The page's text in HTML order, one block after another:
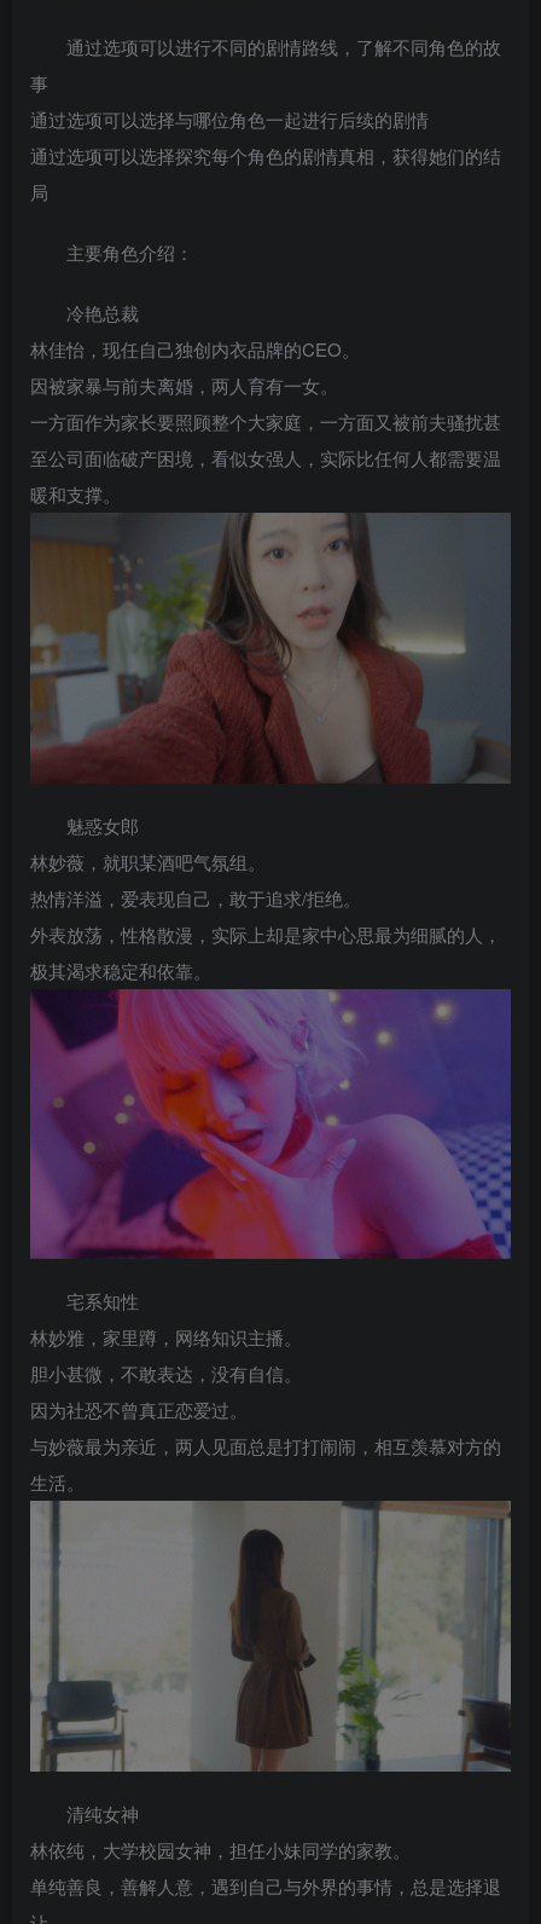
通过选项可以进行不同的剧情路线，了解不同角色的故
事
通过选项可以选择与哪位角色一起进行后续的剧情
通过选项可以选择探究每个角色的剧情真相，获得她们的结
局
主要角色介绍：
冷艳总裁
林佳怡，现任自己独创内衣品牌的CEO。
因被家暴与前夫离婚，两人育有一女。
一方面作为家长要照顾整个大家庭，一方面又被前夫骚扰甚
至公司面临破产困境，看似女强人，实际比任何人都需要温
暖和支撑。
魅惑女郎
林妙薇，就职某酒吧气氛组。
热情洋溢，爱表现自己，敢于追求/拒绝。
外表放荡，性格散漫，实际上却是家中心思最为细腻的人，
极其渴求稳定和依靠。
宅系知性
林妙雅，家里蹲，网络知识主播。
胆小甚微，不敢表达，没有自信。
因为社恐不曾真正恋爱过。
与妙薇最为亲近，两人见面总是打打闹闹，相互羡慕对方的
生活。
清纯女神
林依纯，大学校园女神，担任小妹同学的家教。
单纯善良，善解人意，遇到自己与外界的事情，总是选择退